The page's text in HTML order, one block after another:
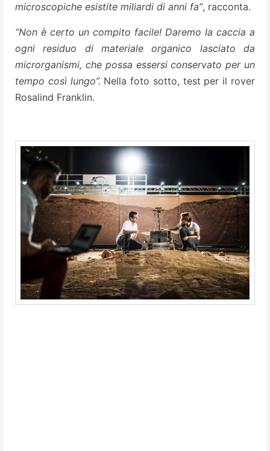
microscopiche esistite miliardi di anni fa”, racconta.
“Non è certo un compito facile! Daremo la caccia a
ogni residuo di materiale organico lasciato da
microrganismi, che possa essersi conservato per un
tempo così lungo”. Nella foto sotto, test per il rover
Rosalind Franklin.